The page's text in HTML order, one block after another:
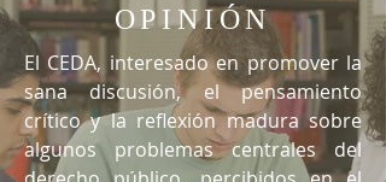
OPINIÓN
El CEDA, interesado en promover la
sana discusión, el pensamiento
crítico y la reflexión madura sobre
algunos problemas centrales del